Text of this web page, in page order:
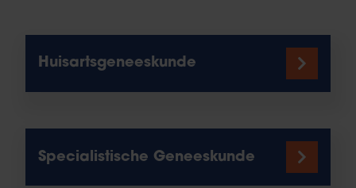
Huisartsgeneeskunde
Specialistische Geneeskunde